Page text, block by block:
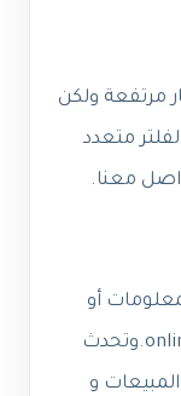
مرتفعة ولكن
متعدد
معنا.
أو
طلبات الشراء يرجى الاتصال الآن أو online.وتحدث
و